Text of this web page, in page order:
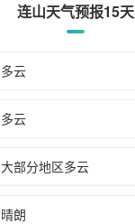
连山天气预报15天
多云
多云
大部分地区多云
晴朗